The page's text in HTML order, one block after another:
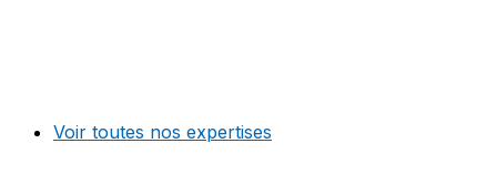
Voir toutes nos expertises